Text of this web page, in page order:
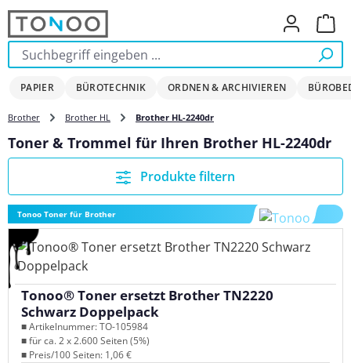
Zum Hauptinhalt springen
PAPIER BÜROTECHNIK ORDNEN & ARCHIVIEREN
Brother Brother HL Brother HL-2240dr
Toner & Trommel für Ihren Brother HL-2240dr
Produkte filtern
Tonoo Toner für Brother
Tonoo® Toner ersetzt Brother TN2220
Schwarz Doppelpack
■ Artikelnummer: TO-105984
■ für ca. 2 x 2.600 Seiten (5%)
■ Preis/100 Seiten: 1,06 €